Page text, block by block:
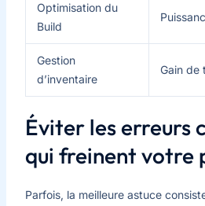
Optimisation du
Build
Gestion
d’inventaire
Gain de
Éviter les erreurs
qui freinent votre
Parfois, la meilleure astuce